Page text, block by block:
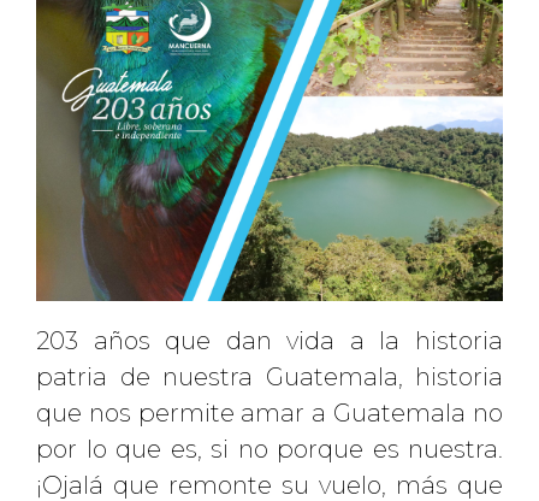
203 años que dan vida a la historia
patria de nuestra Guatemala, historia
que nos permite amar a Guatemala no
por lo que es, si no porque es nuestra.
¡Ojalá que remonte su vuelo, más que